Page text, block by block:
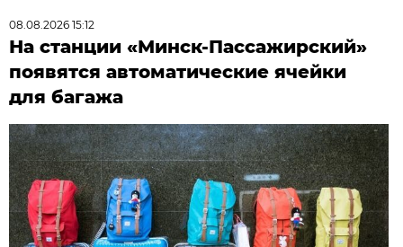
08.08.2026 15:12
На станции «Минск-Пассажирский»
появятся автоматические ячейки
для багажа